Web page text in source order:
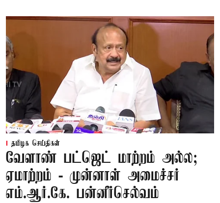
தமிழக செய்திகள்
வேளாண் பட்ஜெட் மாற்றம் அல்ல;
ஏமாற்றம் - முன்னாள் அமைச்சர்
எம்.ஆர்.கே. பன்னீர்செல்வம்